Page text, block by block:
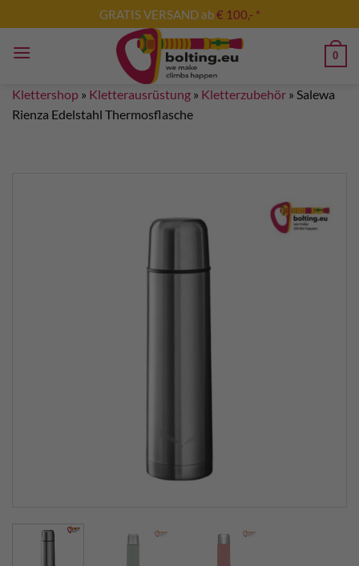
Inhalt
springen
GRATIS VERSAND ab€ 100,- *
0
Klettershop » Kletterausrüstung » Kletterzubehör » Salewa
Rienza Edelstahl Thermosflasche